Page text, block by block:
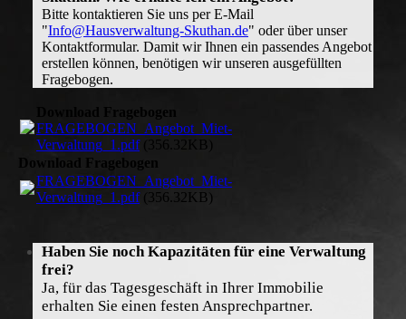
Bitte kontaktieren Sie uns per E-Mail
"Info@Hausverwaltung-Skuthan.de" oder über unser
Kontaktformular. Damit wir Ihnen ein passendes Angebot
erstellen können, benötigen wir unseren ausgefüllten
Fragebogen.
Download Fragebogen
FRAGEBOGEN_Angebot_Miet-
Verwaltung_1.pdf(356.32KB)
Download Fragebogen
FRAGEBOGEN_Angebot_Miet-
Verwaltung_1.pdf(356.32KB)
Haben Sie noch Kapazitäten für eine Verwaltung
frei?
Ja, für das Tagesgeschäft in Ihrer Immobilie
erhalten Sie einen festen Ansprechpartner.